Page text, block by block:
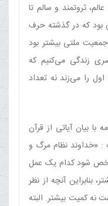
ثروتمند و سالم تا
بود که در گذشته حرف
ملتی بیشتر بود
زندگی می‌کنیم که
را می‌زند نه تعداد
با بیان آیاتی از قرآن
: «خداوند نظام مرگ و
مشخص شود کدام یک عمل
بنابراین آنچه از نظر
نه کمیت بیشتر. البته